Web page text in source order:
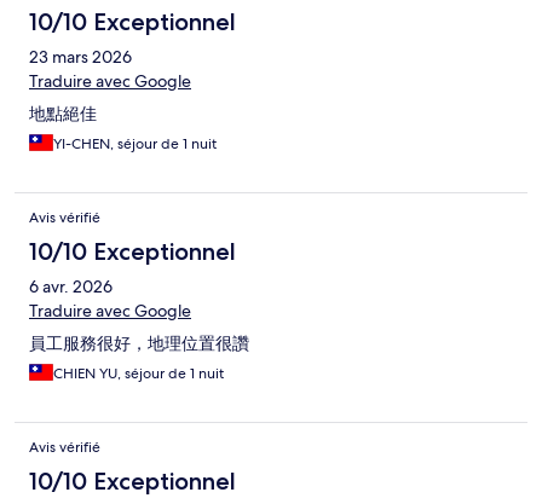
10/10 Exceptionnel
23 mars 2026
Traduire avec Google
地點絕佳
YI-CHEN, séjour de 1 nuit
Avis vérifié
10/10 Exceptionnel
6 avr. 2026
Traduire avec Google
員工服務很好，地理位置很讚
CHIEN YU, séjour de 1 nuit
Avis vérifié
10/10 Exceptionnel